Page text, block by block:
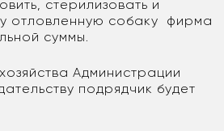
стерилизовать и
отловленную собаку фирма
суммы.
Администрации
подрядчик будет